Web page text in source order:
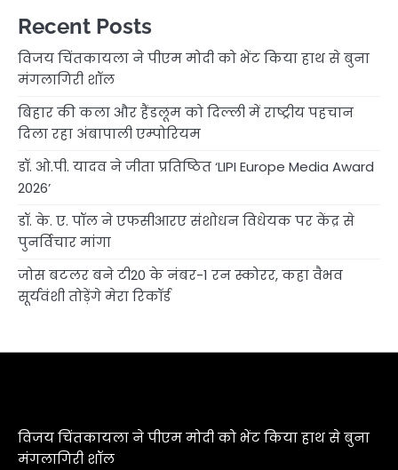
Recent Posts
विजय चिंतकायला ने पीएम मोदी को भेंट किया हाथ से बुना
मंगलागिरी शॉल
बिहार की कला और हैंडलूम को दिल्ली में राष्ट्रीय पहचान
दिला रहा अंबापाली एम्पोरियम
डॉ. ओ.पी. यादव ने जीता प्रतिष्ठित ‘LIPI Europe Media Award
2026’
डॉ. के. ए. पॉल ने एफसीआरए संशोधन विधेयक पर केंद्र से
पुनर्विचार मांगा
जोस बटलर बने टी20 के नंबर-1 रन स्कोरर, कहा वैभव
सूर्यवंशी तोड़ेंगे मेरा रिकॉर्ड
विजय चिंतकायला ने पीएम मोदी को भेंट किया हाथ से बुना
मंगलागिरी शॉल